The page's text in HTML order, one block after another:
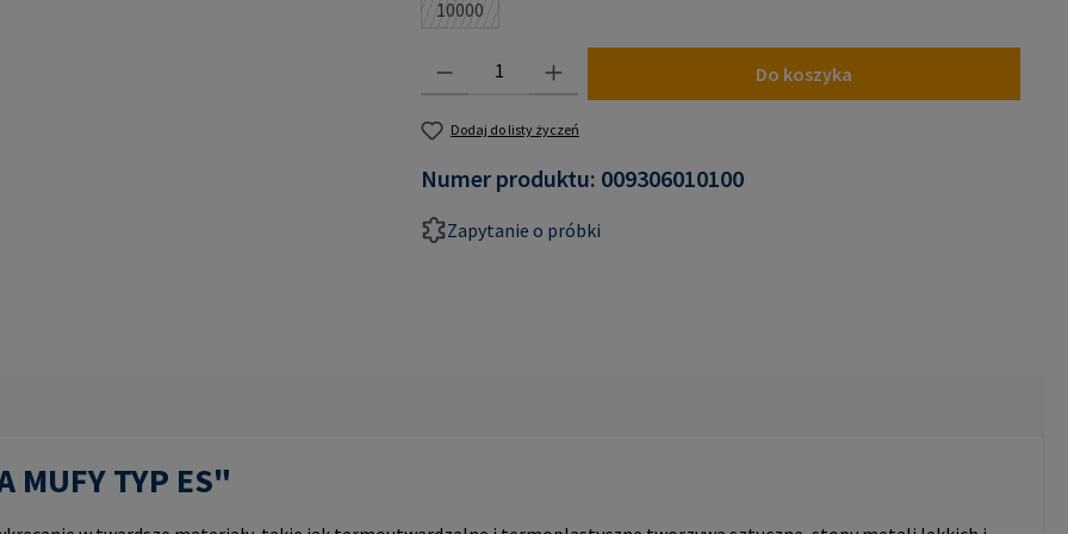
10000
(Ta opcja jest obecnie niedostępna.)
Do koszyka
Dodaj do listy życzeń
Numer produktu: 009306010100
Zapytanie o próbki
TYP ES"